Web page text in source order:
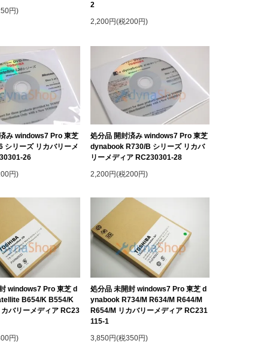
円)
2
2,200円(税200円)
み windows7 Pro 東芝
シリーズ リカバリーメ
26
円)
処分品 開封済み windows7 Pro 東芝
dynabook R730/B シリーズ リカバ
リーメディア RC230301-28
2,200円(税200円)
windows7 Pro 東芝 d
B654/K B554/K
バリーメディア RC23
円)
処分品 未開封 windows7 Pro 東芝 d
ynabook R734/M R634/M R644/M
R654/M リカバリーメディア RC231
115-1
3,850円(税350円)